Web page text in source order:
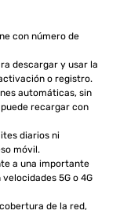
con número de
descargar y usar la
o registro.
automáticas, sin
recargar con
diarios ni
móvil.
a una importante
5G o 4G
de la red,